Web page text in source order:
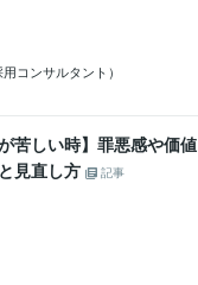
コンサルタント）
苦しい時】罪悪感や価値
見直し方
記事